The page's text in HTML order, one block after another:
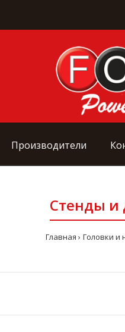
Производители
Стенды и
Главная Головки и